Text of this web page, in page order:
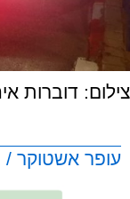
צילום: דוברות
עופר אשטוקר / 00:02 23.05.24